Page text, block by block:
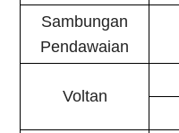
Sambungan
Pendawaian
Voltan